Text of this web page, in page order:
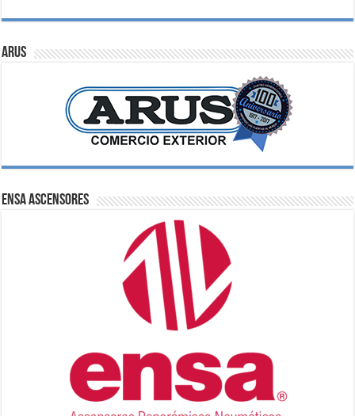
ARUS
ENSA Ascensores